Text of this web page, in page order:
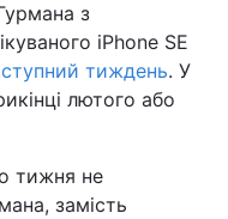
з
iPhone SE
тиждень. У
лютого або
тижня не
замість